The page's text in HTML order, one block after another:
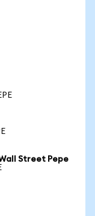
Street Pepe